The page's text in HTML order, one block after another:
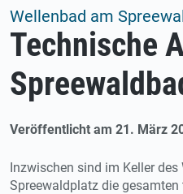
Wellenbad am
Technische
Veröffentlicht am 21. März
Inzwischen sind im Keller des
Spreewaldplatz die